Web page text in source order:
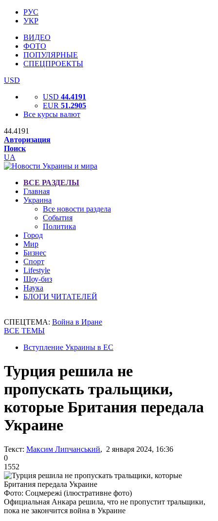
РУС
УКР
ВИДЕО
ФОТО
ПОПУЛЯРНЫЕ
СПЕЦПРОЕКТЫ
USD
USD 44.4191
EUR 51.2905
Все курсы валют
44.4191
Авторизация
Поиск
UA
ВСЕ РАЗДЕЛЫ
Главная
Украина
Все новости раздела
События
Политика
Город
Мир
Бизнес
Спорт
Lifestyle
Шоу-биз
Наука
БЛОГИ ЧИТАТЕЛЕЙ
СПЕЦТЕМА: Война в Иране
ВСЕ ТЕМЫ
Вступление Украины в ЕС
Турция решила не
пропускать тральщики,
которые Британия передала
Украине
Текст: Максим Липчанський, 2 января 2024, 16:36
0
1552
Фото: Соцмережі (ілюстративне фото)
Официальная Анкара решила, что не пропустит тральщики,
пока не закончится война в Украине